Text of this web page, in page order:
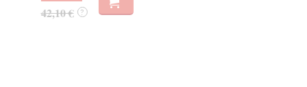
42,10 € ?